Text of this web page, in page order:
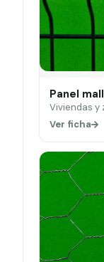
Panel
Viviendas y
Ver ficha